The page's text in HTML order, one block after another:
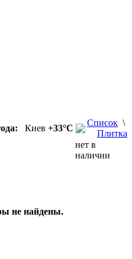
Киев +33°С
Список \
Плитка
нет в
наличии
не найдены.